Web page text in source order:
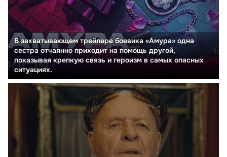
В захватывающем трейлере боевика «Амура» одна
сестра отчаянно приходит на помощь другой,
показывая крепкую связь и героизм в самых опасных
ситуациях.